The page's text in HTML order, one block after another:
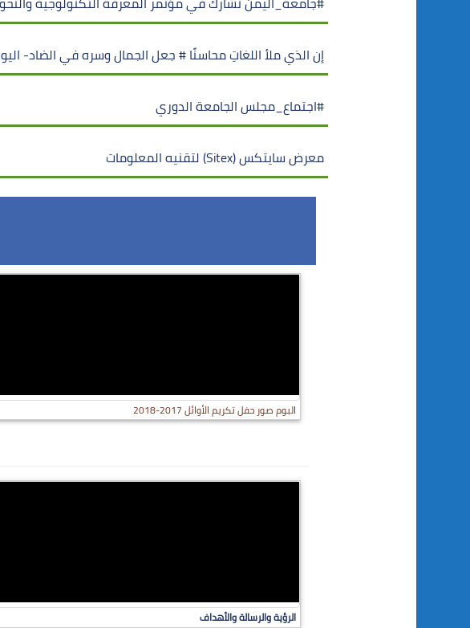
إن الذي ملأ اللغاتِ محاسنًا # جعل الجمال وسره في الضاد-
#اجتماع_مجلس الجامعة الدوري
معرض سايتكس (Sitex) لتقنيه المعلومات
البوم صور حفل تكريم الأوائل 2017-2018
الرؤية والرسالة والأهداف